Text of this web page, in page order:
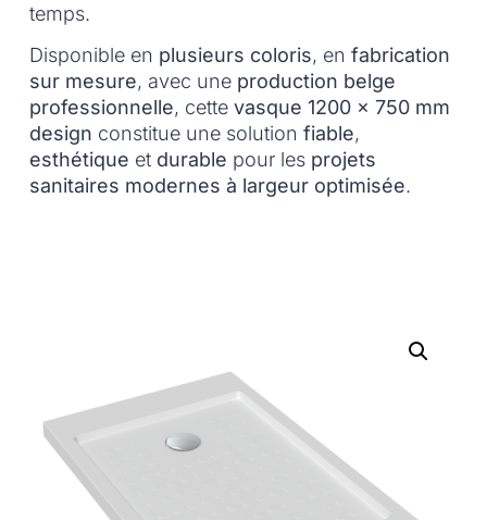
temps.
Disponible en plusieurs coloris, en fabrication
sur mesure, avec une production belge
professionnelle, cette vasque 1200 x 750 mm
design constitue une solution fiable,
esthétique et durable pour les projets
sanitaires modernes à largeur optimisée.